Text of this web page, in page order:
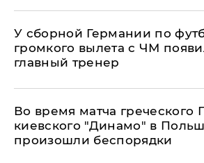
У сборной Германии по
громкого вылета с ЧМ
главный тренер
Во время матча греческого
киевского "Динамо" в
произошли беспорядки